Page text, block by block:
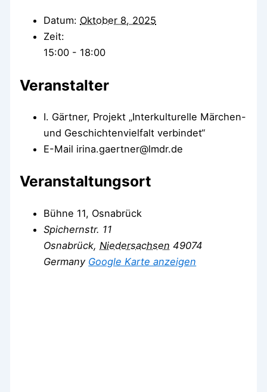
Datum: Oktober 8, 2025
Zeit:
15:00 - 18:00
Veranstalter
I. Gärtner, Projekt „Interkulturelle Märchen-
und Geschichtenvielfalt verbindet“
E-Mail irina.gaertner@lmdr.de
Veranstaltungsort
Bühne 11, Osnabrück
Spichernstr. 11
Osnabrück, Niedersachsen 49074
Germany Google Karte anzeigen